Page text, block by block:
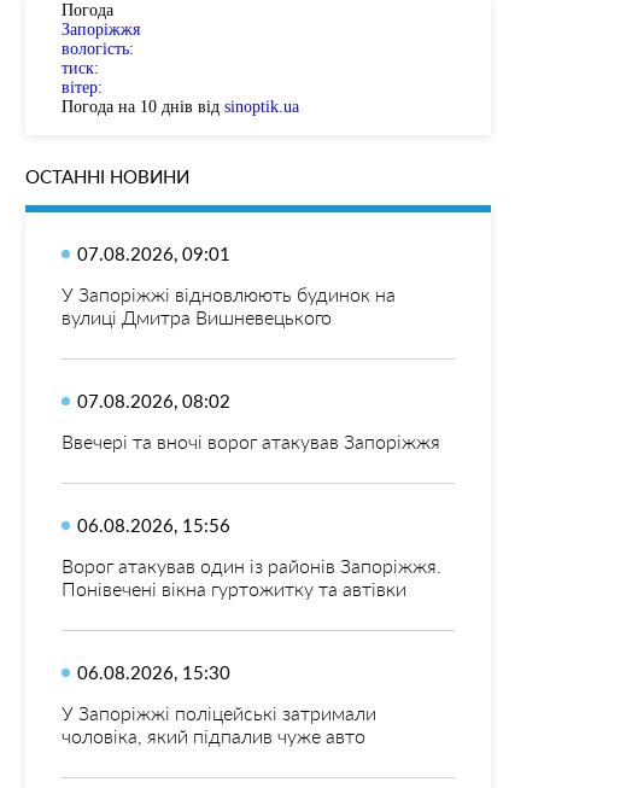
Погода
Запоріжжя
вологість:
тиск:
вітер:
Погода на 10 днів від sinoptik.ua
ОСТАННІ НОВИНИ
07.08.2026, 09:01
У Запоріжжі відновлюють будинок на
вулиці Дмитра Вишневецького
07.08.2026, 08:02
Ввечері та вночі ворог атакував Запоріжжя
06.08.2026, 15:56
Ворог атакував один із районів Запоріжжя.
Понівечені вікна гуртожитку та автівки
06.08.2026, 15:30
У Запоріжжі поліцейські затримали
чоловіка, який підпалив чуже авто